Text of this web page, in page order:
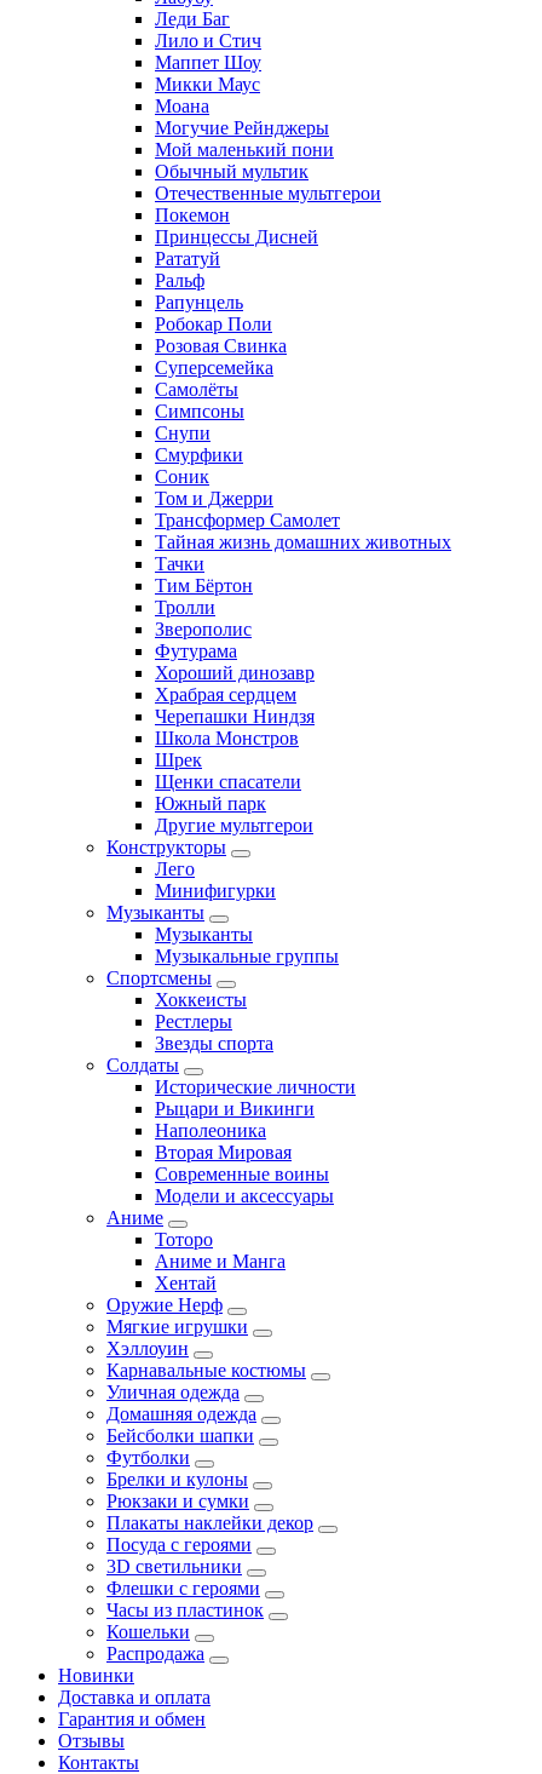
Леди Баг
Лило и Стич
Маппет Шоу
Микки Маус
Моана
Могучие Рейнджеры
Мой маленький пони
Обычный мультик
Отечественные мультгерои
Покемон
Принцессы Дисней
Рататуй
Ральф
Рапунцель
Робокар Поли
Розовая Свинка
Суперсемейка
Самолёты
Симпсоны
Снупи
Смурфики
Соник
Том и Джерри
Трансформер Самолет
Тайная жизнь домашних животных
Тачки
Тим Бёртон
Тролли
Зверополис
Футурама
Хороший динозавр
Храбрая сердцем
Черепашки Ниндзя
Школа Монстров
Шрек
Щенки спасатели
Южный парк
Другие мультгерои
Конструкторы
Лего
Минифигурки
Музыканты
Музыканты
Музыкальные группы
Спортсмены
Хоккеисты
Рестлеры
Звезды спорта
Солдаты
Исторические личности
Рыцари и Викинги
Наполеоника
Вторая Мировая
Современные воины
Модели и аксессуары
Аниме
Тоторо
Аниме и Манга
Хентай
Оружие Нерф
Мягкие игрушки
Хэллоуин
Карнавальные костюмы
Уличная одежда
Домашняя одежда
Бейсболки шапки
Футболки
Брелки и кулоны
Рюкзаки и сумки
Плакаты наклейки декор
Посуда с героями
3D светильники
Флешки с героями
Часы из пластинок
Кошельки
Распродажа
Новинки
Доставка и оплата
Гарантия и обмен
Отзывы
Контакты